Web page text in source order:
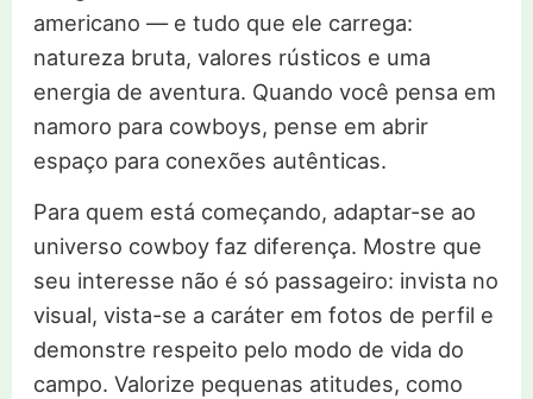
americano — e tudo que ele carrega:
natureza bruta, valores rústicos e uma
energia de aventura. Quando você pensa em
namoro para cowboys, pense em abrir
espaço para conexões autênticas.
Para quem está começando, adaptar-se ao
universo cowboy faz diferença. Mostre que
seu interesse não é só passageiro: invista no
visual, vista-se a caráter em fotos de perfil e
demonstre respeito pelo modo de vida do
campo. Valorize pequenas atitudes, como